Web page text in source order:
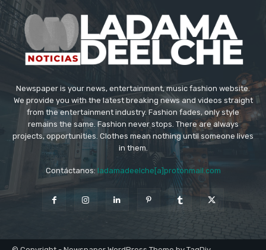
Newspaper is your news, entertainment, music fashion website.
We provide you with the latest breaking news and videos straight
from the entertainment industry. Fashion fades, only style
remains the same. Fashion never stops. There are always
projects, opportunities. Clothes mean nothing until someone lives
in them.
Contáctanos: ladamadeelche[a]protonmail.com